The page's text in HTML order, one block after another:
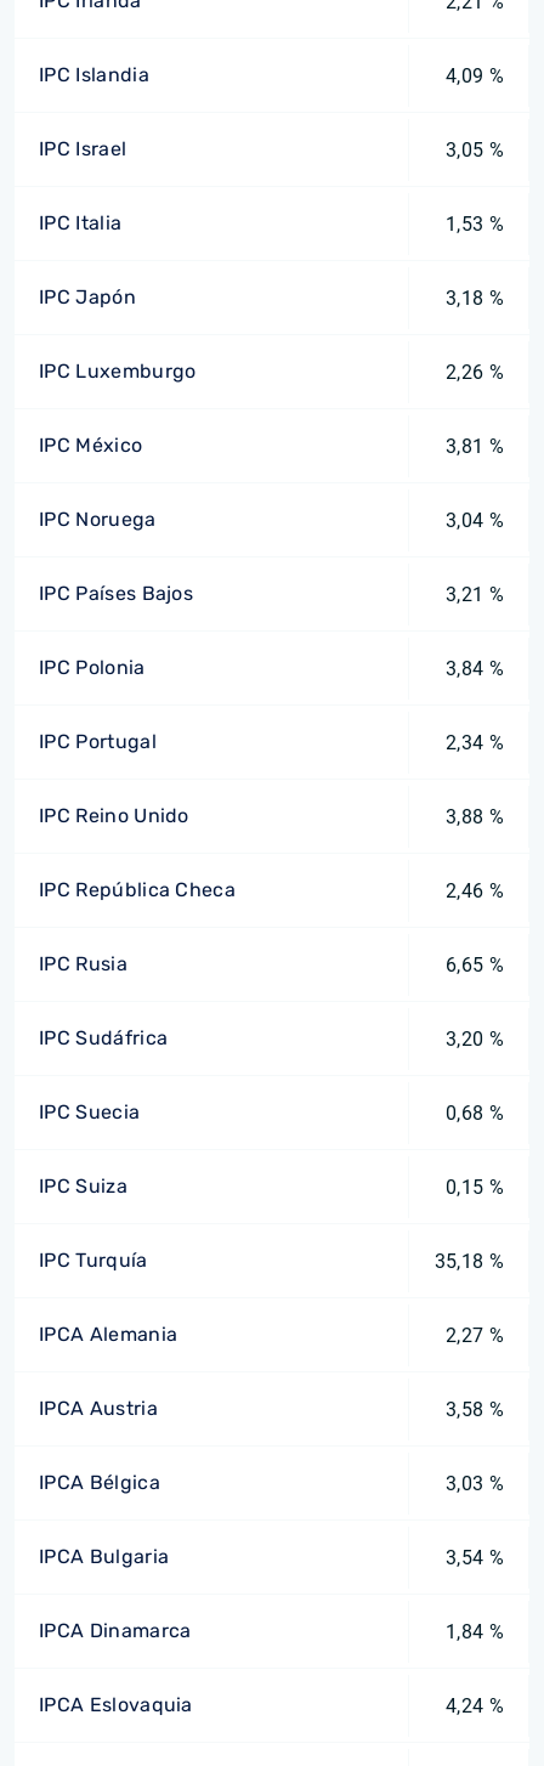
IPC Islandia 4,09 %
IPC Israel 3,05 %
IPC Italia 1,53 %
IPC Japón 3,18 %
IPC Luxemburgo 2,26 %
IPC México 3,81 %
IPC Noruega 3,04 %
IPC Países Bajos 3,21 %
IPC Polonia 3,84 %
IPC Portugal 2,34 %
IPC Reino Unido 3,88 %
IPC República Checa 2,46 %
IPC Rusia 6,65 %
IPC Sudáfrica 3,20 %
IPC Suecia 0,68 %
IPC Suiza 0,15 %
IPC Turquía 35,18 %
IPCA Alemania 2,27 %
IPCA Austria 3,58 %
IPCA Bélgica 3,03 %
IPCA Bulgaria 3,54 %
IPCA Dinamarca 1,84 %
IPCA Eslovaquia 4,24 %